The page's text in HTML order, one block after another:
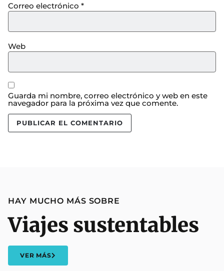
Correo electrónico *
Web
Guarda mi nombre, correo electrónico y web en este
navegador para la próxima vez que comente.
HAY MUCHO MÁS SOBRE
Viajes sustentables
VER MÁS